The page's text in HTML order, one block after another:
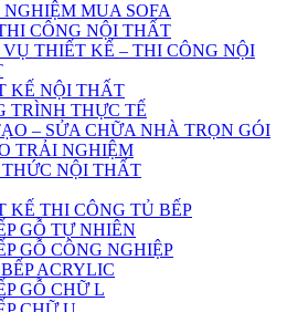
MUA SOFA
CÔNG NỘI THẤT
THIẾT KẾ – THI CÔNG NỘI
KẾ NỘI THẤT
TRÌNH THỰC TẾ
– SỬA CHỮA NHÀ TRỌN GÓI
TRẢI NGHIỆM
NỘI THẤT
KẾ THI CÔNG TỦ BẾP
GỖ TỰ NHIÊN
GỖ CÔNG NGHIỆP
ACRYLIC
GỖ CHỮ L